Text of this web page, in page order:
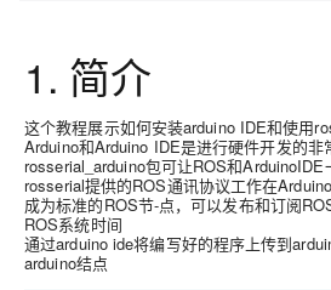
1. 简介
这个教程展示如何安装arduino IDE和使用
Arduino和Arduino IDE是进行硬件开发的非
rosserial_arduino包可让ROS和ArduinoIDE
rosserial提供的ROS通讯协议工作在
成为标准的ROS节-点，可以发布和订阅
ROS系统时间
通过arduino ide将编写好的程序上传到
arduino结点